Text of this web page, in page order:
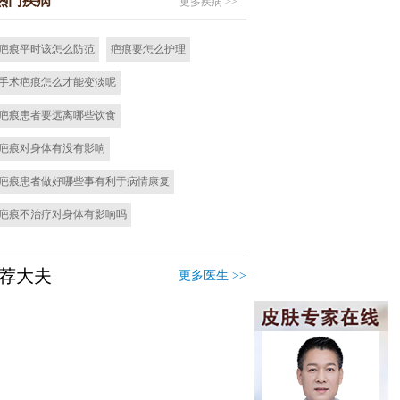
痕平时该怎么防范 疤痕要怎么护理
术疤痕怎么才能变淡呢
痕患者要远离哪些饮食
痕对身体有没有影响
痕患者做好哪些事有利于病情康复
痕不治疗对身体有影响吗
大夫 更多医生 >>